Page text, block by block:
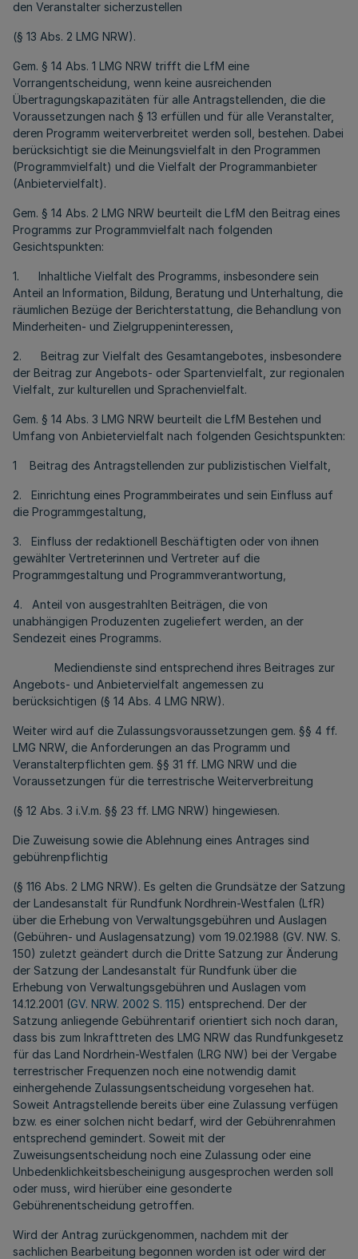
den Veranstalter sicherzustellen
(§ 13 Abs. 2 LMG NRW).
Gem. § 14 Abs. 1 LMG NRW trifft die LfM eine
Vorrangentscheidung, wenn keine ausreichenden
Übertragungskapazitäten für alle Antragstellenden, die die
Voraussetzungen nach § 13 erfüllen und für alle Veranstalter,
deren Programm weiterverbreitet werden soll, bestehen. Dabei
berücksichtigt sie die Meinungsvielfalt in den Programmen
(Programmvielfalt) und die Vielfalt der Programmanbieter
(Anbietervielfalt).
Gem. § 14 Abs. 2 LMG NRW beurteilt die LfM den Beitrag eines
Programms zur Programmvielfalt nach folgenden
Gesichtspunkten:
1. Inhaltliche Vielfalt des Programms, insbesondere sein
Anteil an Information, Bildung, Beratung und Unterhaltung, die
räumlichen Bezüge der Berichterstattung, die Behandlung von
Minderheiten- und Zielgruppeninteressen,
2. Beitrag zur Vielfalt des Gesamtangebotes, insbesondere
der Beitrag zur Angebots- oder Spartenvielfalt, zur regionalen
Vielfalt, zur kulturellen und Sprachenvielfalt.
Gem. § 14 Abs. 3 LMG NRW beurteilt die LfM Bestehen und
Umfang von Anbietervielfalt nach folgenden Gesichtspunkten:
1 Beitrag des Antragstellenden zur publizistischen Vielfalt,
2. Einrichtung eines Programmbeirates und sein Einfluss auf
die Programmgestaltung,
3. Einfluss der redaktionell Beschäftigten oder von ihnen
gewählter Vertreterinnen und Vertreter auf die
Programmgestaltung und Programmverantwortung,
4. Anteil von ausgestrahlten Beiträgen, die von
unabhängigen Produzenten zugeliefert werden, an der
Sendezeit eines Programms.
Mediendienste sind entsprechend ihres Beitrages zur
Angebots- und Anbietervielfalt angemessen zu
berücksichtigen (§ 14 Abs. 4 LMG NRW).
Weiter wird auf die Zulassungsvoraussetzungen gem. §§ 4 ff.
LMG NRW, die Anforderungen an das Programm und
Veranstalterpflichten gem. §§ 31 ff. LMG NRW und die
Voraussetzungen für die terrestrische Weiterverbreitung
(§ 12 Abs. 3 i.V.m. §§ 23 ff. LMG NRW) hingewiesen.
Die Zuweisung sowie die Ablehnung eines Antrages sind
gebührenpflichtig
(§ 116 Abs. 2 LMG NRW). Es gelten die Grundsätze der Satzung
der Landesanstalt für Rundfunk Nordhrein-Westfalen (LfR)
über die Erhebung von Verwaltungsgebühren und Auslagen
(Gebühren- und Auslagensatzung) vom 19.02.1988 (GV. NW. S.
150) zuletzt geändert durch die Dritte Satzung zur Änderung
der Satzung der Landesanstalt für Rundfunk über die
Erhebung von Verwaltungsgebühren und Auslagen vom
14.12.2001 (GV. NRW. 2002 S. 115) entsprechend. Der der
Satzung anliegende Gebührentarif orientiert sich noch daran,
dass bis zum Inkrafttreten des LMG NRW das Rundfunkgesetz
für das Land Nordrhein-Westfalen (LRG NW) bei der Vergabe
terrestrischer Frequenzen noch eine notwendig damit
einhergehende Zulassungsentscheidung vorgesehen hat.
Soweit Antragstellende bereits über eine Zulassung verfügen
bzw. es einer solchen nicht bedarf, wird der Gebührenrahmen
entsprechend gemindert. Soweit mit der
Zuweisungsentscheidung noch eine Zulassung oder eine
Unbedenklichkeitsbescheinigung ausgesprochen werden soll
oder muss, wird hierüber eine gesonderte
Gebührenentscheidung getroffen.
Wird der Antrag zurückgenommen, nachdem mit der
sachlichen Bearbeitung begonnen worden ist oder wird der